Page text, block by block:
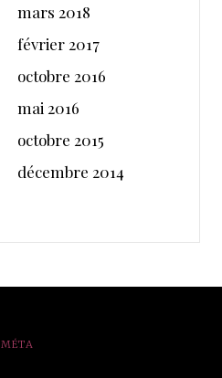
mars 2018
février 2017
octobre 2016
mai 2016
octobre 2015
décembre 2014
MÉTA